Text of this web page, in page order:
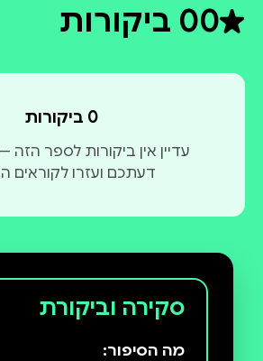
0דירוג ממוצע 0 מתוך 5
0 ביקורות
0 ביקורות
עדיין אין ביקורות לספר
דעתכם ועזרו לקוראים
סקירה וביקורת
מה הסיפור: